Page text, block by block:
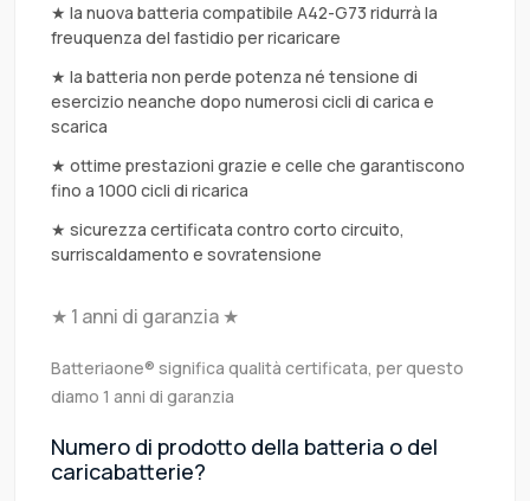
★ la nuova batteria compatibile A42-G73 ridurrà la
freuquenza del fastidio per ricaricare
★ la batteria non perde potenza né tensione di
esercizio neanche dopo numerosi cicli di carica e
scarica
★ ottime prestazioni grazie e celle che garantiscono
fino a 1000 cicli di ricarica
★ sicurezza certificata contro corto circuito,
surriscaldamento e sovratensione
★ 1 anni di garanzia ★
Batteriaone® significa qualità certificata, per questo
diamo 1 anni di garanzia
Numero di prodotto della batteria o del
caricabatterie?